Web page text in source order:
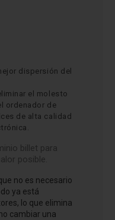
dispersión del
el molesto
ordenador de
de alta calidad
billet para
posible.
no es necesario
ya está
lo que elimina
cambiar una